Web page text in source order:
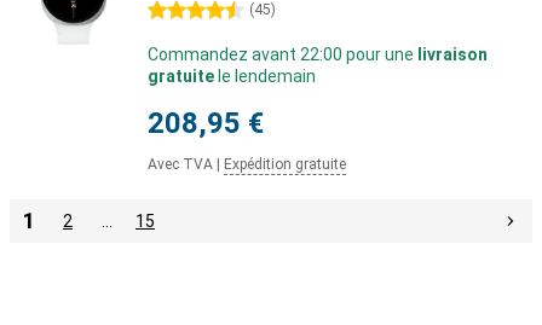
4.5 étoiles (45)
Commandez avant 22:00 pour une livraison
gratuite le lendemain
208,95 €
Avec TVA Expédition gratuite
1 2 15